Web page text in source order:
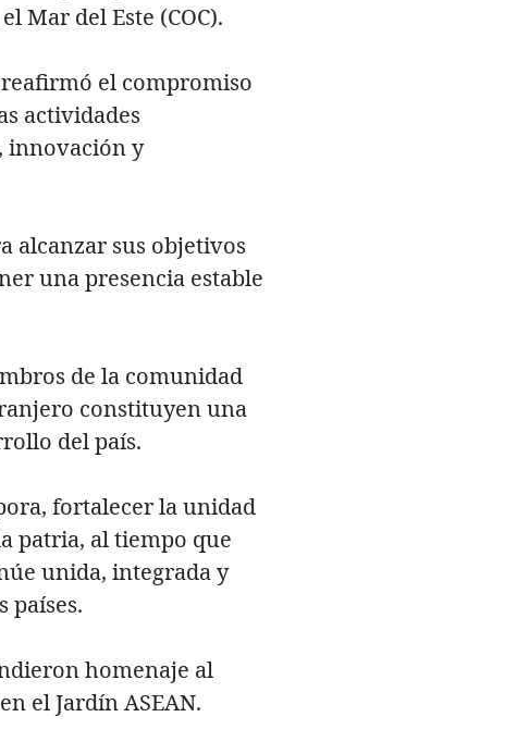
Mar del Este (COC).
el compromiso
actividades
innovación y
alcanzar sus objetivos
una presencia estable
de la comunidad
constituyen una
del país.
fortalecer la unidad
patria, al tiempo que
unida, integrada y
países.
homenaje al
el Jardín ASEAN.